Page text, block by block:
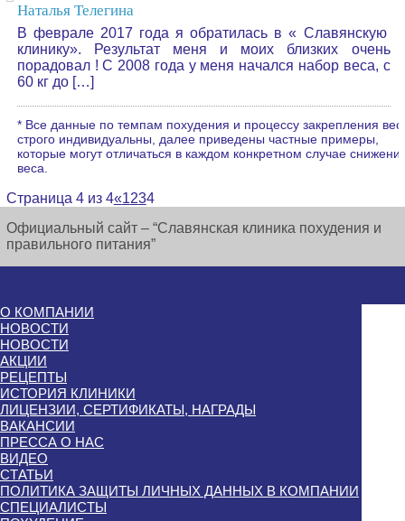
Наталья Телегина
В феврале 2017 года я обратилась в « Славянскую
клинику». Результат меня и моих близких очень
порадовал ! С 2008 года у меня начался набор веса, с
60 кг до […]
* Все данные по темпам похудения и процессу закрепления
строго индивидуальны, далее приведены частные примеры,
которые могут отличаться в каждом конкретном случае
веса.
Страница 4 из 4«1234
Официальный сайт – “Славянская клиника похудения и
правильного питания”
О КОМПАНИИ
НОВОСТИ
НОВОСТИ
АКЦИИ
РЕЦЕПТЫ
ИСТОРИЯ КЛИНИКИ
ЛИЦЕНЗИИ, СЕРТИФИКАТЫ, НАГРАДЫ
ВАКАНСИИ
ПРЕССА О НАС
ВИДЕО
СТАТЬИ
ПОЛИТИКА ЗАЩИТЫ ЛИЧНЫХ ДАННЫХ В КОМПАНИИ
СПЕЦИАЛИСТЫ